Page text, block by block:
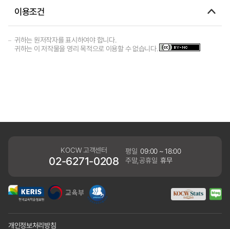
이용조건
귀하는 원저작자를 표시하여야 합니다.
귀하는 이 저작물을 영리 목적으로 이용할 수 없습니다.
KOCW 고객센터
02-6271-0208
평일 09:00 ~ 18:00
주말,공휴일 휴무
개인정보처리방침